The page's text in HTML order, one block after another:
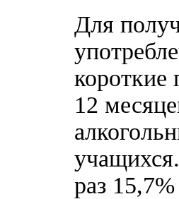
Для
короткие
12
раз